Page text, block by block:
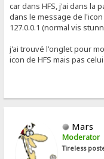
car dans HFS, j'ai dans la
dans le message de
127.0.0.1 (normal vis
j'ai trouvé l'onglet pour
icon de HFS mais pas
Mars
Moderator
Tireless